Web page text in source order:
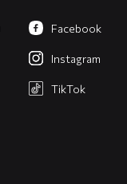
Facebook
Instagram
TikTok